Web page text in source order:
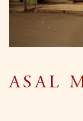
ASAL